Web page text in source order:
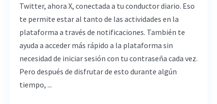
Twitter, ahora X, conectada a tu conductor diario. Eso
te permite estar al tanto de las actividades en la
plataforma a través de notificaciones. También te
ayuda a acceder más rápido a la plataforma sin
necesidad de iniciar sesión con tu contraseña cada vez.
Pero después de disfrutar de esto durante algún
tiempo, ...